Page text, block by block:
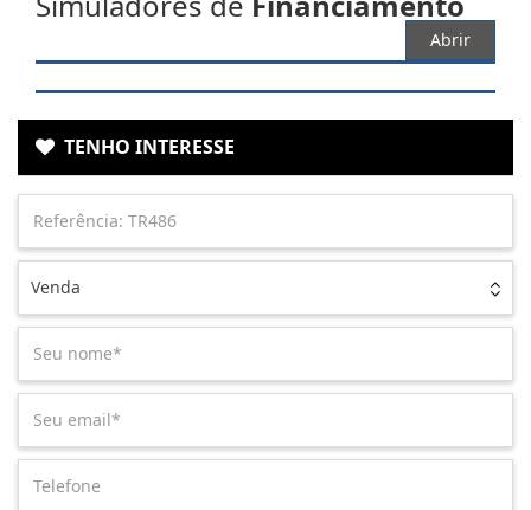
Abrir
TENHO INTERESSE
Venda